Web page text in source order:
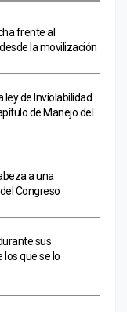
frente al
la movilización
ley de Inviolabilidad
de Manejo del
a una
Congreso
sus
los que se lo